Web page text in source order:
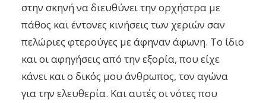
στην σκηνή να διευθύνει την ορχήστρα με
πάθος και έντονες κινήσεις των χεριών σαν
πελώριες φτερούγες με άφηναν άφωνη. Το ίδιο
και οι αφηγήσεις από την εξορία, που είχε
κάνει και ο δικός μου άνθρωπος, τον αγώνα
για την ελευθερία. Και αυτές οι νότες που